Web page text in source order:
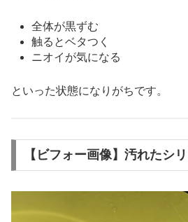
全体が黒ずむ
触るとベタつく
ニオイが気になる
といった状態になりがちです。
【ビフォー画像】汚れたシ